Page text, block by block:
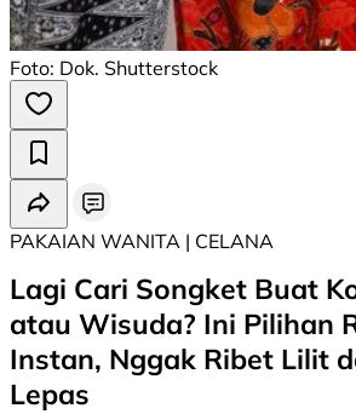
Foto: Dok. Shutterstock
PAKAIAN WANITA | CELANA
Lagi Cari Songket Buat
atau Wisuda? Ini Pilihan
Instan, Nggak Ribet Lilit
Lepas